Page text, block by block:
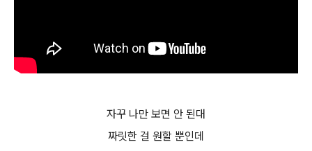
자꾸 나만 보면 안 된대
짜릿한 걸 원할 뿐인데